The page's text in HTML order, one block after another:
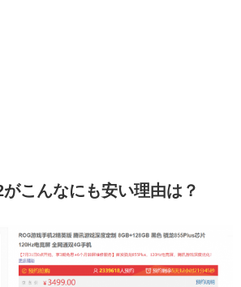
こんなにも安い理由は？